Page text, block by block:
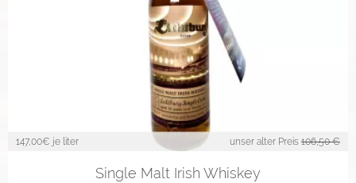
147,00€ je liter unser alter Preis 106,50 €
Single Malt Irish Whiskey